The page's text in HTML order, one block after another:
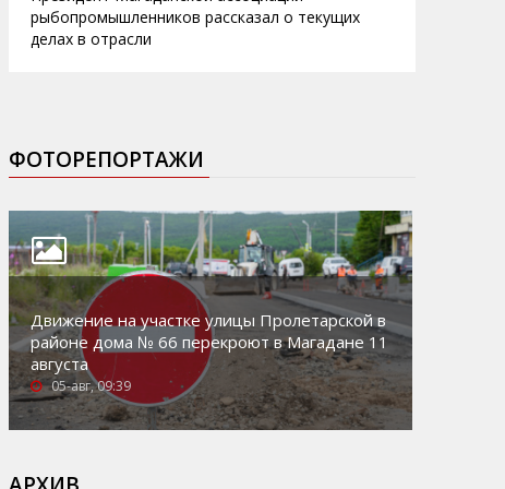
рыбопромышленников рассказал о текущих
делах в отрасли
ФОТОРЕПОРТАЖИ
Движение на участке улицы Пролетарской в
районе дома № 66 перекроют в Магадане 11
августа
05-авг, 09:39